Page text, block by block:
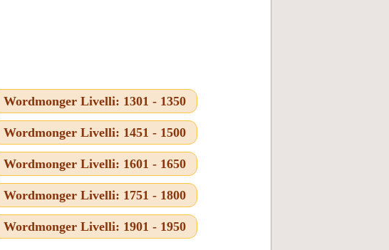
Wordmonger Livelli: 1301 - 1350
Wordmonger Livelli: 1451 - 1500
Wordmonger Livelli: 1601 - 1650
Wordmonger Livelli: 1751 - 1800
Wordmonger Livelli: 1901 - 1950